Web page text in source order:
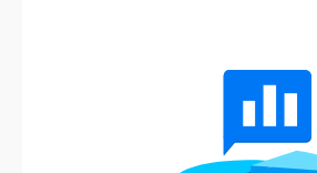
データを分析し​ 見えていなか